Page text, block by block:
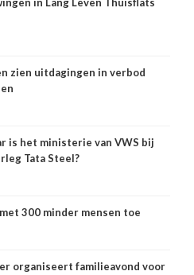
zien uitdagingen in verbod
is het ministerie van VWS bij
Tata Steel?
300 minder mensen toe
organiseert familieavond voor